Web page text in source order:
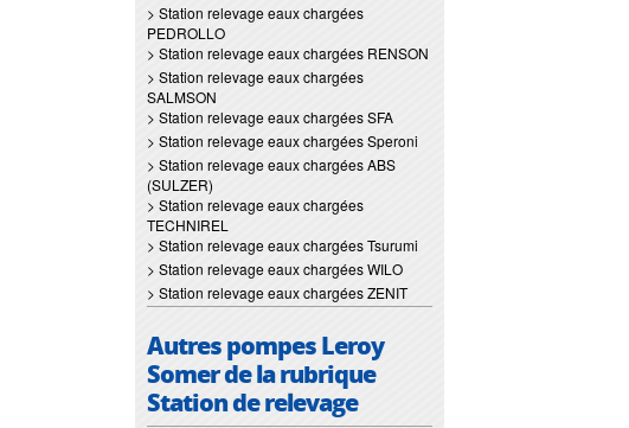
> Station relevage eaux chargées
PEDROLLO
> Station relevage eaux chargées RENSON
> Station relevage eaux chargées
SALMSON
> Station relevage eaux chargées SFA
> Station relevage eaux chargées Speroni
> Station relevage eaux chargées ABS
(SULZER)
> Station relevage eaux chargées
TECHNIREL
> Station relevage eaux chargées Tsurumi
> Station relevage eaux chargées WILO
> Station relevage eaux chargées ZENIT
Autres pompes Leroy
Somer de la rubrique
Station de relevage